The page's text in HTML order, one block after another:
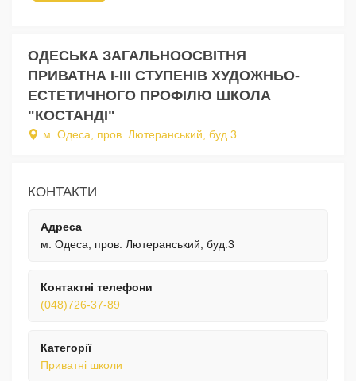
ОДЕСЬКА ЗАГАЛЬНООСВІТНЯ
ПРИВАТНА I-III СТУПЕНІВ ХУДОЖНЬО-
ЕСТЕТИЧНОГО ПРОФІЛЮ ШКОЛА
"КОСТАНДІ"
м. Одеса, пров. Лютеранський, буд.3
КОНТАКТИ
Адреса
м. Одеса, пров. Лютеранський, буд.3
Контактні телефони
(048)726-37-89
Категорії
Приватні школи